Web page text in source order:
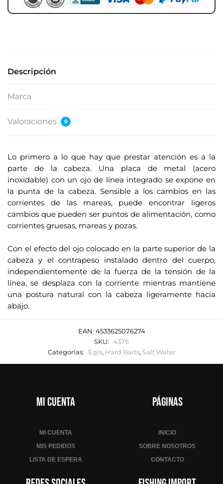
Descripción
Marca
Valoraciones 0
Lo primero a lo que hay que prestar atención es a la
parte de la cabeza. Una placa de metal (acero
inoxidable) con un ojo de línea integrado se expone en
la punta de la cabeza. Sensible a los cambios en las
corrientes de las mareas, puede encontrar ligeros
cambios que pueden ser puntos de alimentación, como
corrientes gruesas, mareas y pozas.
Con el efecto del ojo colocado en la parte superior de la
cabeza y el contrapeso instalado dentro del cuerpo,
independientemente de la fuerza de la tensión de la
línea, se desplaza con la corriente mientras mantiene
una postura natural con la cabeza ligeramente hacia
abajo.
EAN: 4533625076274
SKU: 4376
Categorías:
Egis, Hard Baits, Salt Water
Mi cuenta
MI CUENTA
MIS PEDIDOS
LISTA DE ESPERA
Páginas
INICIO
SOBRE NOSOTROS
CONTACTO